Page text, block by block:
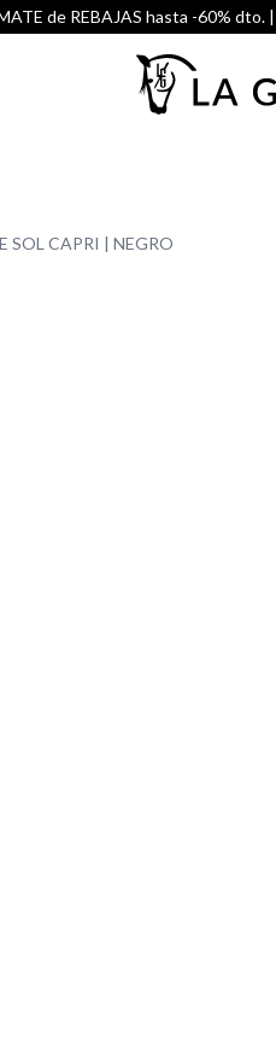
de REBAJAS hasta -60% dto. |
SOL CAPRI | NEGRO